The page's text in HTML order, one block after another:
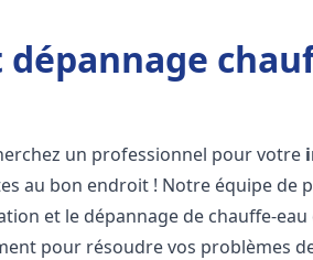
un professionnel pour votre
au bon endroit ! Notre équipe de
et le dépannage de chauffe-
pour résoudre vos problèmes